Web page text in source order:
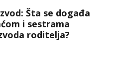
Šta se događa
i sestrama
roditelja?